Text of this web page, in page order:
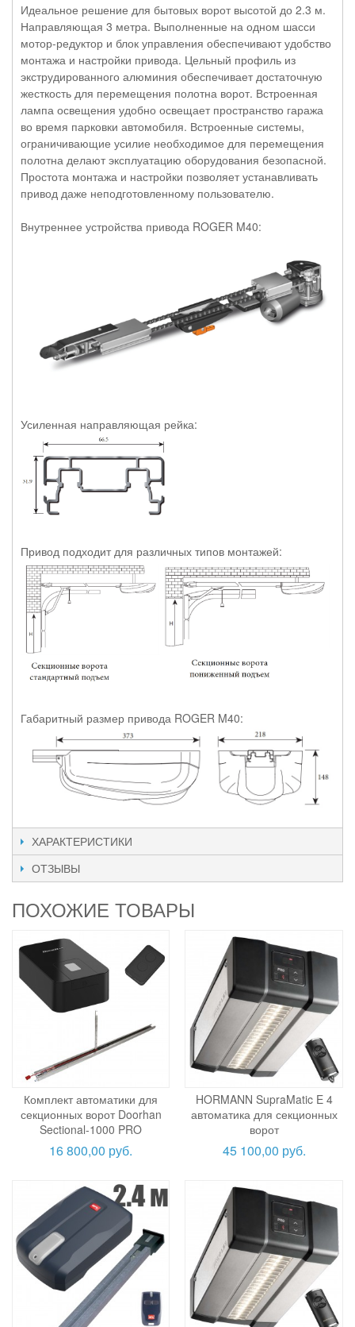
Идеальное решение для бытовых ворот высотой до 2.3 м.
Направляющая 3 метра. Выполненные на одном шасси
мотор-редуктор и блок управления обеспечивают удобство
монтажа и настройки привода. Цельный профиль из
экструдированного алюминия обеспечивает достаточную
жесткость для перемещения полотна ворот. Встроенная
лампа освещения удобно освещает пространство гаража
во время парковки автомобиля. Встроенные системы,
ограничивающие усилие необходимое для перемещения
полотна делают эксплуатацию оборудования безопасной.
Простота монтажа и настройки позволяет устанавливать
привод даже неподготовленному пользователю.
Внутреннее устройства привода ROGER M40:
Усиленная направляющая рейка:
Привод подходит для различных типов монтажей:
Габаритный размер привода ROGER M40:
ХАРАКТЕРИСТИКИ
ОТЗЫВЫ
ПОХОЖИЕ ТОВАРЫ
Комплект автоматики для
секционных ворот Doorhan
Sectional-1000 PRO
16 800,00 руб.
HORMANN SupraMatic E 4
автоматика для секционных
ворот
45 100,00 руб.